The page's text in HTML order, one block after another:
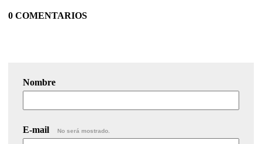
0 COMENTARIOS
Nombre
E-mail No será mostrado.